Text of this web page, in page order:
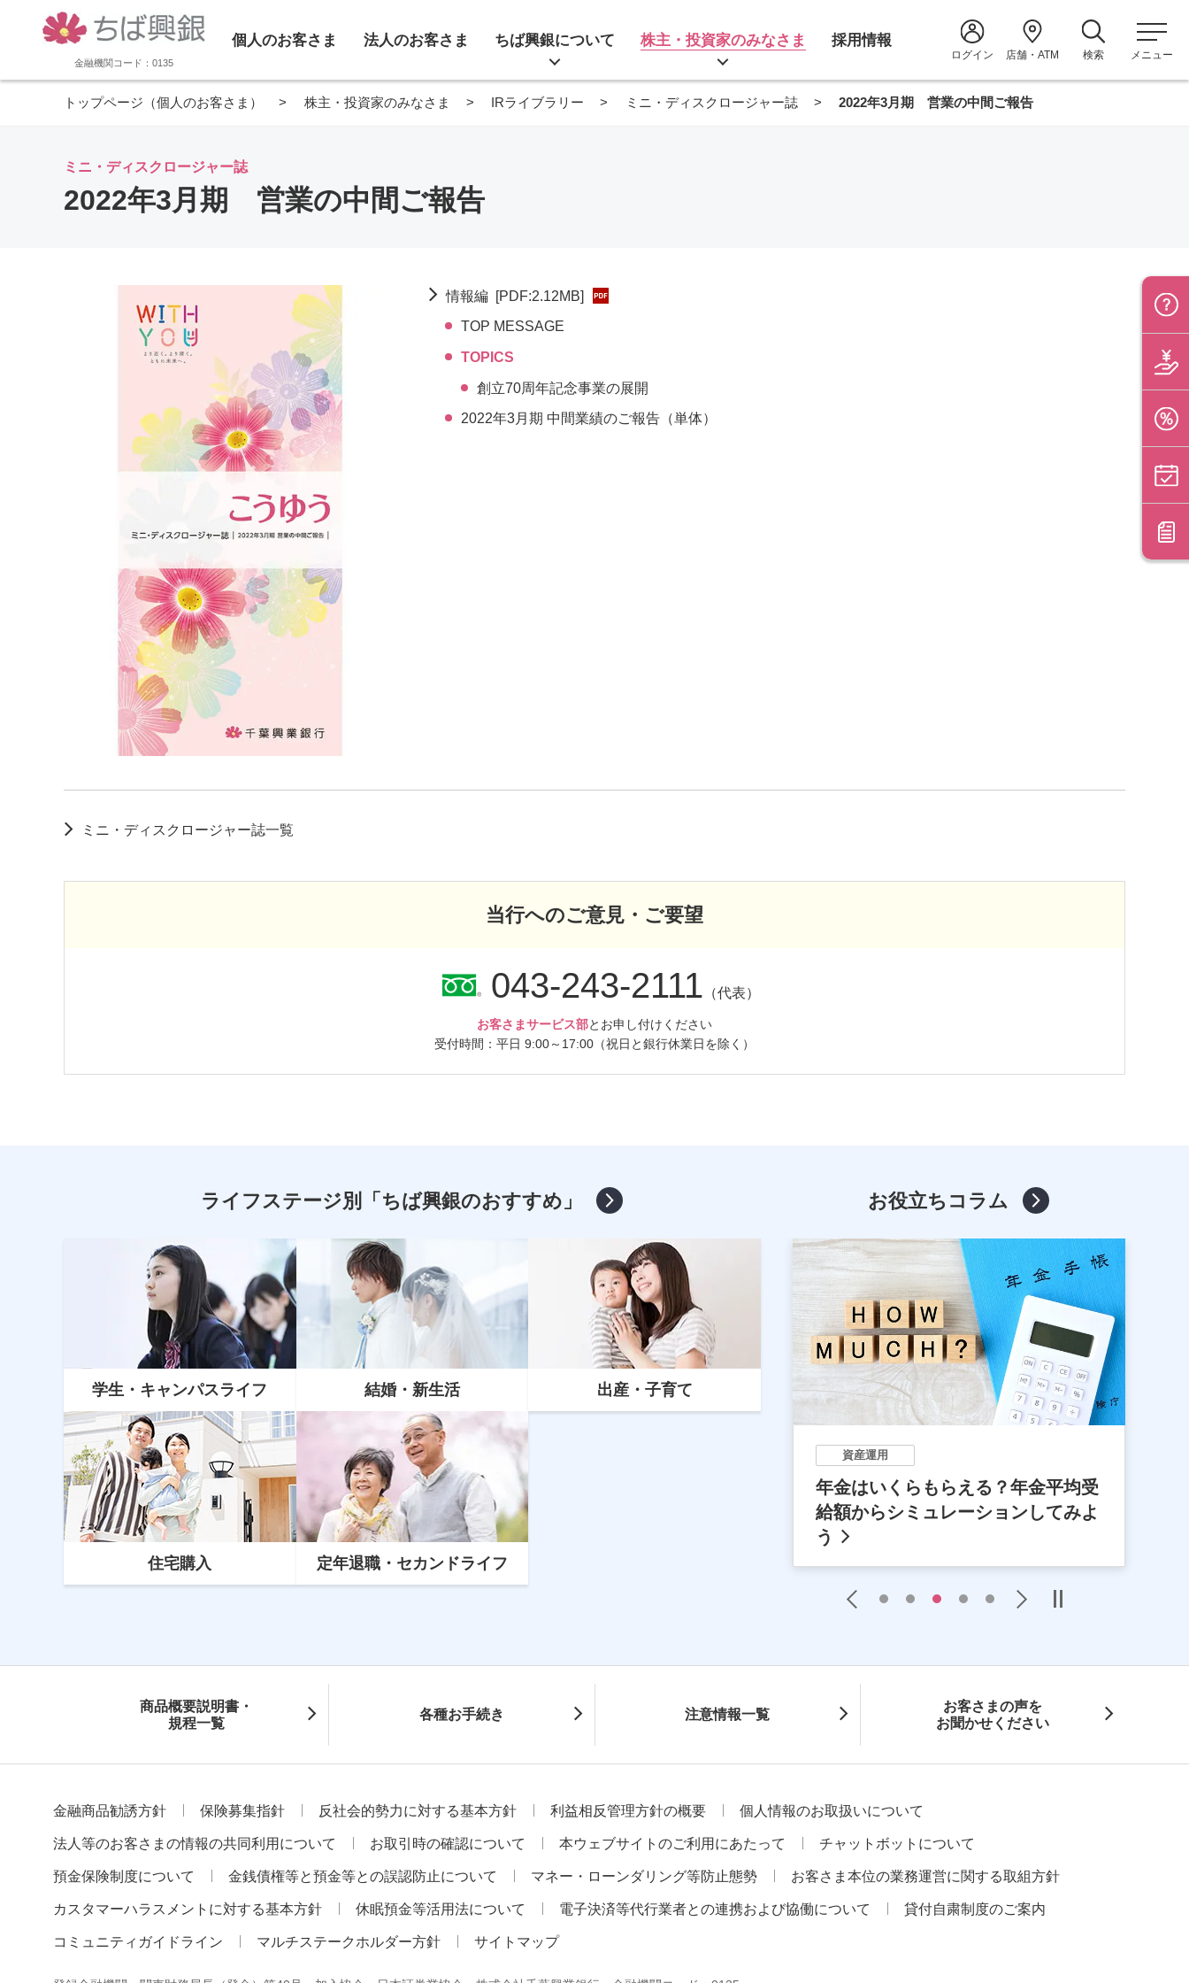
金融機関コード：0135
個人のお客さま 法人のお客さま ちば興銀について 株主・投資家のみなさま 採用情報
ログイン 店舗・ATM 検索 メニュー
トップページ（個人のお客さま） 株主・投資家のみなさま IRライブラリー ミニ・ディスクロージャー誌 2022年3月期 営業の中間ご報告
ミニ・ディスクロージャー誌
2022年3月期 営業の中間ご報告
情報編 [PDF:2.12MB]
TOP MESSAGE
TOPICS
創立70周年記念事業の展開
2022年3月期 中間業績のご報告（単体）
ミニ・ディスクロージャー誌一覧
当行へのご意見・ご要望
043-243-2111 （代表）
お客さまサービス部とお申し付けください
受付時間：平日 9:00～17:00 （祝日と銀行休業日を除く）
ライフステージ別 「ちば興銀のおすすめ」
学生・キャンパスライフ 結婚・新生活 出産・子育て
住宅購入 定年退職・セカンドライフ
お役立ちコラム
資産運用
NISA（ニーサ）とiDeCo（イデ
コ）どっちがいい？新NISAについ
て知ろう
マイカーローン
マイカーローンの借換えとは？ちば
興銀への借換えがおすすめな人など
を解説
資産運用
年金はいくらもらえる？年金平均受
給額からシミュレーションしてみよ
う
Previous Next
商品概要説明書・
規程一覧
各種お手続き 注意情報一覧
お客さまの声を
お聞かせください
金融商品勧誘方針 保険募集指針 反社会的勢力に対する基本方針 利益相反管理方針の概要 個人情報のお取扱いについて
法人等のお客さまの情報の共同利用について お取引時の確認について 本ウェブサイトのご利用にあたって チャットボットについて
預金保険制度について 金銭債権等と預金等との誤認防止について マネー・ローンダリング等防止態勢 お客さま本位の業務運営に関する取組方針
カスタマーハラスメントに対する基本方針 休眠預金等活用法について 電子決済等代行業者との連携および協働について 貸付自粛制度のご案内
コミュニティガイドライン マルチステークホルダー方針 サイトマップ